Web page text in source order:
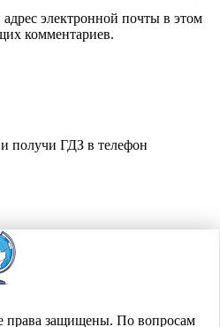
электронной почты в этом
комментариев.
получи ГДЗ в телефон
права защищены. По вопросам